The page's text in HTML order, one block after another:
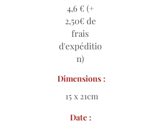
4,6 € (+
2,50€ de
frais
d'expéditio
n)
Dimensions :
15 x 21cm
Date :